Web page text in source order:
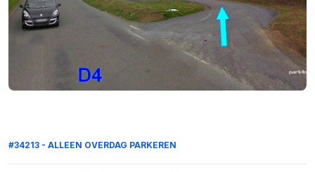
#34213 - ALLEEN OVERDAG PARKEREN